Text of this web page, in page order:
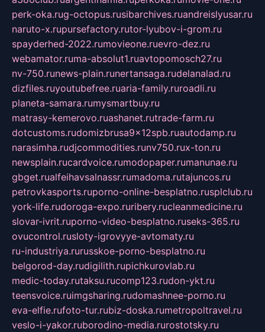
perk-oka.rug-octopus.rusibarchives.ruandreislyusar.ru
naruto-x.rupursefactory.rutor-lyubov-i-grom.ru
spayderhed-2022.rumovieone.ruevro-dez.ru
webamator.ruma-absolut1.ruavtopomosch27.ru
nv-750.runews-plain.runertansaga.rudelanalad.ru
dizfiles.ruyoutubefree.ruaria-family.ruroadli.ru
planeta-samara.rumysmartbuy.ru
matrasy-kemerovo.ruashanet.rutrade-farm.ru
dotcustoms.rudomizbrusa9x12spb.ruautodamp.ru
narasimha.rudjcommodities.runv750.rux-ton.ru
newsplain.rucardvoice.rumodopaper.rumanunae.ru
gbget.rualfeihavsalnassr.rumadoma.rutajuncos.ru
petrovkasports.ruporno-online-besplatno.rusplclub.ru
york-life.rudoroga-expo.ruribery.rucleanmedicine.ru
slovar-ivrit.ruporno-video-besplatno.ruseks-365.ru
ovucontrol.rusloty-igrovyye-avtomaty.ru
ru-industriya.rurusskoe-porno-besplatno.ru
belgorod-day.rudigilith.rupichkurovlab.ru
medic-today.rutaksu.rucomp123.rudon-ykt.ru
teensvoice.ruimgsharing.rudomashnee-porno.ru
eva-elfie.rufoto-tur.rubiz-doska.rumetropoltravel.ru
veslo-i-yakor.ruborodino-media.rurostotsky.ru